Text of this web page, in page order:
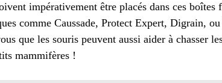
impérativement être placés dans ces boîtes
comme Caussade, Protect Expert, Digrain,
que les souris peuvent aussi aider à chasser
mammifères !